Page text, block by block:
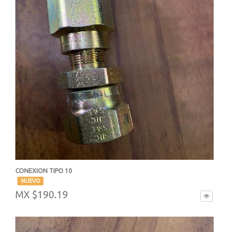
CONEXION TIPO 10
NUEVO
MX $190.19